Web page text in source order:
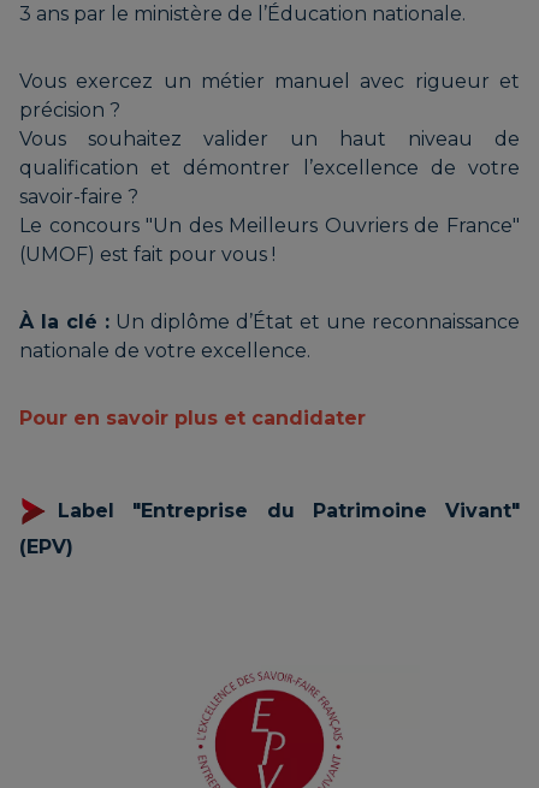
3 ans par le ministère de l’Éducation nationale.
Vous exercez un métier manuel avec rigueur et
précision ?
Vous souhaitez valider un haut niveau de
qualification et démontrer l’excellence de votre
savoir-faire ?
Le concours "Un des Meilleurs Ouvriers de France"
(UMOF) est fait pour vous !
À la clé : Un diplôme d’État et une reconnaissance
nationale de votre excellence.
Pour en savoir plus et candidater
Label "Entreprise du Patrimoine Vivant"
(EPV)